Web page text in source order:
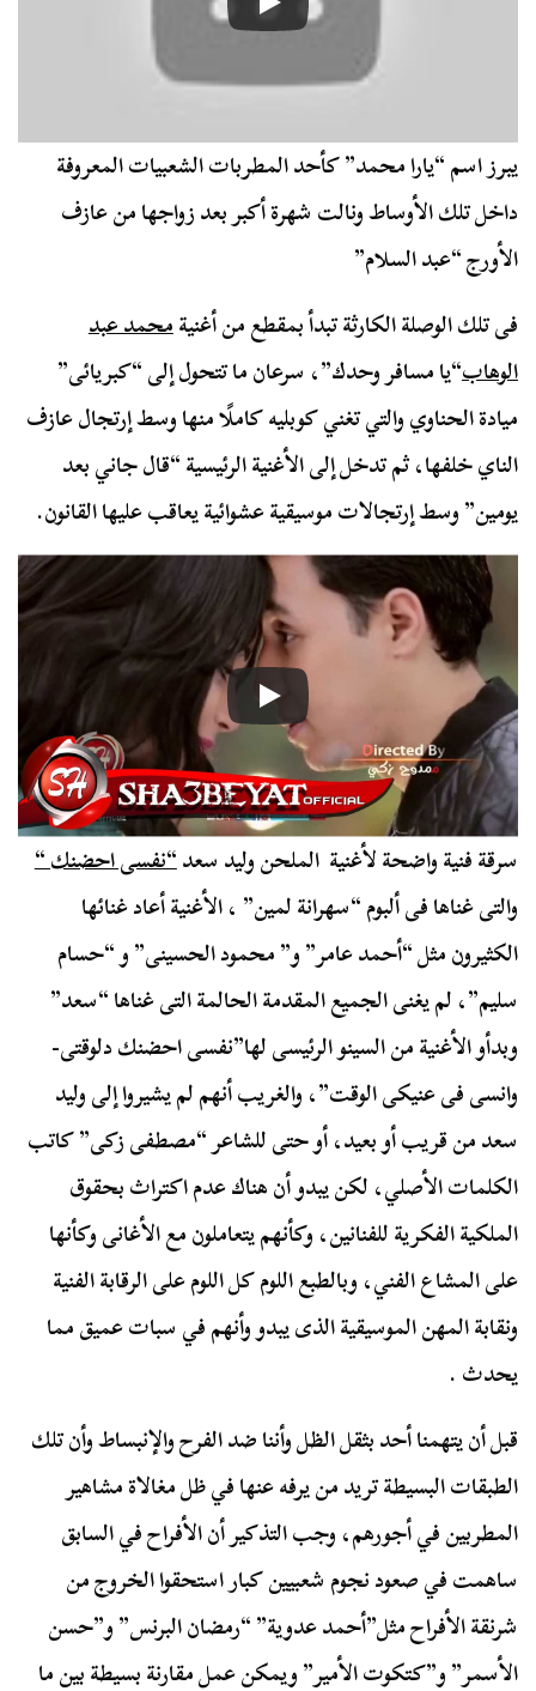
يبرز اسم “يارا محمد” كأحد المطربات الشعبيات المعروفة
داخل تلك الأوساط ونالت شهرة أكبر بعد زواجها من عازف
الأورج “عبد السلام”
فى تلك الوصلة الكارثة تبدأ بمقطع من أغنيةمحمد عبد
الوهاب“يا مسافر وحدك”، سرعان ما تتحول إلى “كبريائى”
ميادة الحناوي والتي تغني كوبليه كاملًا منها وسط إرتجال عازف
الناي خلفها، ثم تدخل إلى الأغنية الرئيسية “قال جاني بعد
يومين” وسط إرتجالات موسيقية عشوائية يعاقب عليها القانون.
سرقة فنية واضحة لأغنية الملحن وليد سعد“نفسى احضنك “
والتى غناها فى ألبوم “سهرانة لمين” ، الأغنية أعاد غنائها
الكثيرون مثل “أحمد عامر” و” محمود الحسينى” و “حسام
سليم”، لم يغنى الجميع المقدمة الحالمة التى غناها “سعد”
وبدأو الأغنية من السينو الرئيسى لها”نفسى احضنك دلوقتى-
وانسى فى عنيكى الوقت”، والغريب أنهم لم يشيروا إلى وليد
سعد من قريب أو بعيد، أو حتى للشاعر “مصطفى زكى” كاتب
الكلمات الأصلي، لكن يبدو أن هناك عدم اكتراث بحقوق
الملكية الفكرية للفنانين، وكأنهم يتعاملون مع الأغانى وكأنها
على المشاع الفني، وبالطبع اللوم كل اللوم على الرقابة الفنية
ونقابة المهن الموسيقية الذى يبدو وأنهم في سبات عميق مما
يحدث .
قبل أن يتهمنا أحد بثقل الظل وأننا ضد الفرح والإنبساط وأن تلك
الطبقات البسيطة تريد من يرفه عنها في ظل مغالاة مشاهير
المطربين في أجورهم، وجب التذكير أن الأفراح في السابق
ساهمت في صعود نجوم شعبيين كبار استحقوا الخروج من
شرنقة الأفراح مثل”أحمد عدوية” “رمضان البرنس” و”حسن
الأسمر” و”كتكوت الأمير” ويمكن عمل مقارنة بسيطة بين ما